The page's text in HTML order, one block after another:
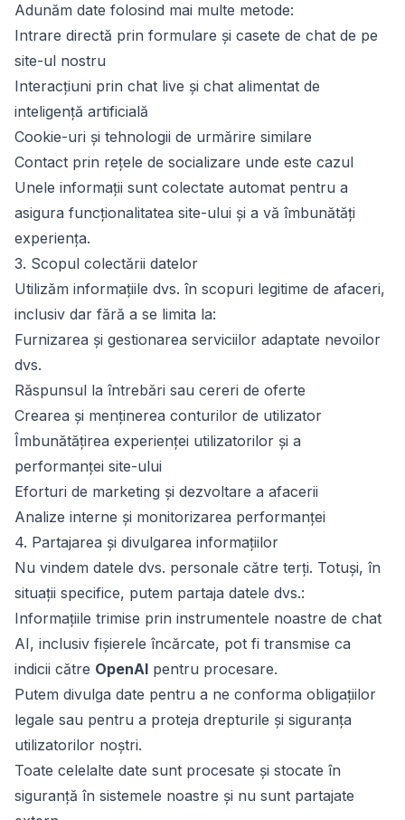
Adunăm date folosind mai multe metode:
Intrare directă prin formulare și casete de chat de pe
site-ul nostru
Interacțiuni prin chat live și chat alimentat de
inteligență artificială
Cookie-uri și tehnologii de urmărire similare
Contact prin rețele de socializare unde este cazul
Unele informații sunt colectate automat pentru a
asigura funcționalitatea site-ului și a vă îmbunătăți
experiența.
3. Scopul colectării datelor
Utilizăm informațiile dvs. în scopuri legitime de afaceri,
inclusiv dar fără a se limita la:
Furnizarea și gestionarea serviciilor adaptate nevoilor
dvs.
Răspunsul la întrebări sau cereri de oferte
Crearea și menținerea conturilor de utilizator
Îmbunătățirea experienței utilizatorilor și a
performanței site-ului
Eforturi de marketing și dezvoltare a afacerii
Analize interne și monitorizarea performanței
4. Partajarea și divulgarea informațiilor
Nu vindem datele dvs. personale către terți. Totuși, în
situații specifice, putem partaja datele dvs.:
Informațiile trimise prin instrumentele noastre de chat
AI, inclusiv fișierele încărcate, pot fi transmise ca
indicii către OpenAI pentru procesare.
Putem divulga date pentru a ne conforma obligațiilor
legale sau pentru a proteja drepturile și siguranța
utilizatorilor noștri.
Toate celelalte date sunt procesate și stocate în
siguranță în sistemele noastre și nu sunt partajate